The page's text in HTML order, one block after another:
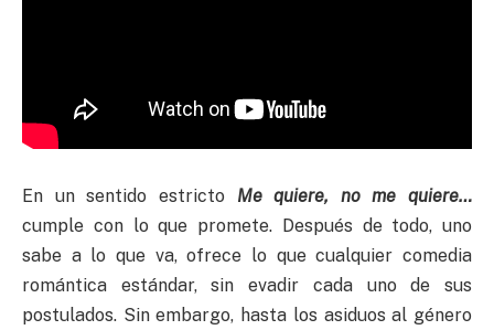
En un sentido estricto Me quiere, no me quiere…
cumple con lo que promete. Después de todo, uno
sabe a lo que va, ofrece lo que cualquier comedia
romántica estándar, sin evadir cada uno de sus
postulados. Sin embargo, hasta los asiduos al género